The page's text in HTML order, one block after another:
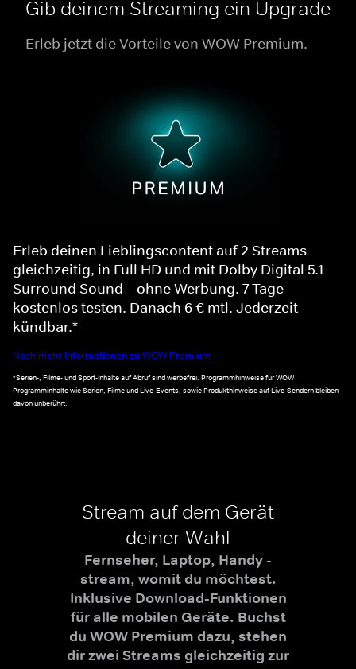
Gib deinem Streaming ein Upgrade
Erleb jetzt die Vorteile von WOW Premium.
Erleb deinen Lieblingscontent auf 2 Streams
gleichzeitig, in Full HD und mit Dolby Digital 5.1
Surround Sound – ohne Werbung. 7 Tage
kostenlos testen. Danach 6 € mtl. Jederzeit
kündbar.*
Noch mehr Informationen zu WOW Premium
*Serien-, Filme- und Sport-Inhalte auf Abruf sind werbefrei. Programmhinweise für WOW
Programminhalte wie Serien, Filme und Live-Events, sowie Produkthinweise auf Live-Sendern bleiben
davon unberührt.
Stream auf dem Gerät
deiner Wahl
Fernseher, Laptop, Handy -
stream, womit du möchtest.
Inklusive Download-Funktionen
für alle mobilen Geräte. Buchst
du WOW Premium dazu, stehen
dir zwei Streams gleichzeitig zur